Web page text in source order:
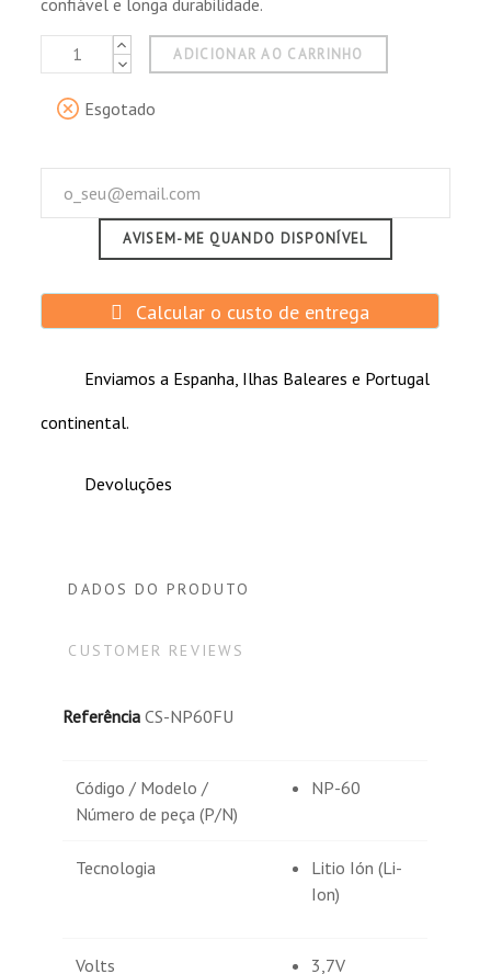
ADICIONAR AO CARRINHO
Esgotado
AVISEM-ME QUANDO DISPONÍVEL
Calcular o custo de entrega
Enviamos a Espanha, Ilhas Baleares e Portugal
continental.
Devoluções
DADOS DO PRODUTO
CUSTOMER REVIEWS
Referência CS-NP60FU
Código / Modelo /
Número de peça (P/N)
NP-60
Tecnologia
Litio Ión (Li-
Ion)
Volts 3,7V